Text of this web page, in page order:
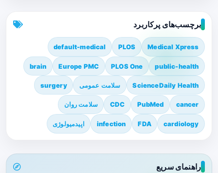
برچسب‌های پرکاربرد
Medical Xpress
PLOS
default-medical
public-health
PLOS One
Europe PMC
brain
ScienceDaily Health سلامت عمومی surgery
cancer
PubMed
CDC سلامت روان
cardiology
FDA
infection اپیدمیولوژی
راهنمای سریع